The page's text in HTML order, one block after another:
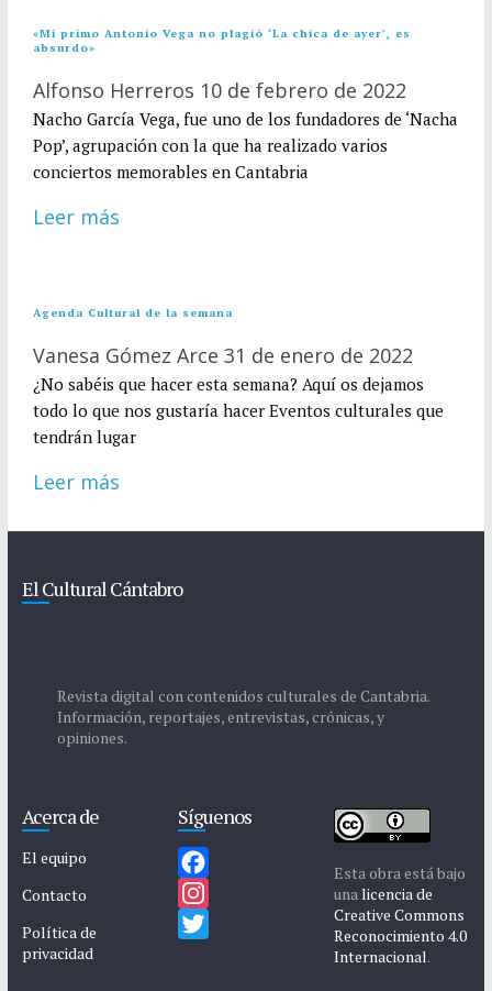
«Mi primo Antonio Vega no plagió ‘La chica de ayer’, es
absurdo»
Alfonso Herreros 10 de febrero de 2022
Nacho García Vega, fue uno de los fundadores de ‘Nacha
Pop’, agrupación con la que ha realizado varios
conciertos memorables en Cantabria
Leer más
Agenda Cultural de la semana
Vanesa Gómez Arce 31 de enero de 2022
¿No sabéis que hacer esta semana? Aquí os dejamos
todo lo que nos gustaría hacer Eventos culturales que
tendrán lugar
Leer más
El Cultural Cántabro
Revista digital con contenidos culturales de Cantabria.
Información, reportajes, entrevistas, crónicas, y
opiniones.
Acerca de
El equipo
Contacto
Política de
privacidad
Síguenos
F
a
I
Esta obra está bajo
unalicencia de
Creative Commons
Reconocimiento 4.0
Internacional.